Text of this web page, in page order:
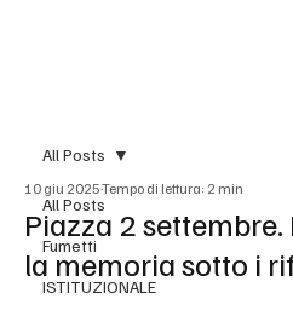
All Posts
Fumetti
ISTITUZIONALE
All Posts
Piazza 2
la memoria sotto i
10 giu 2025Tempo di lettura: 2 min